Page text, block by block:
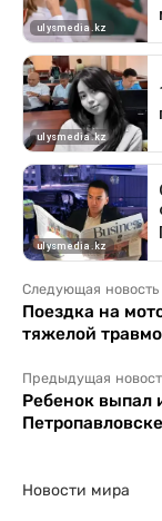
Следующая новость
Поездка на
тяжелой
Предыдущая
Ребенок выпал
Петропавловске
Новости мира